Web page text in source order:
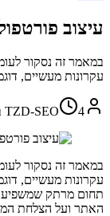
עיצוב
במאמר זה נסקור
עקרונות מעשיים,
TZD-SEO 4 במאי 2026
במאמר זה נסקור
עקרונות מעשיים,
תחום מרתק שמשפיע
האתר ועל הצלחת